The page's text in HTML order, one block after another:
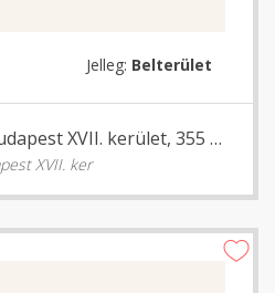
Jelleg: Belterület
Eladó Építési telek, Budapest XVII. kerület, 355 nm
XVII. ker